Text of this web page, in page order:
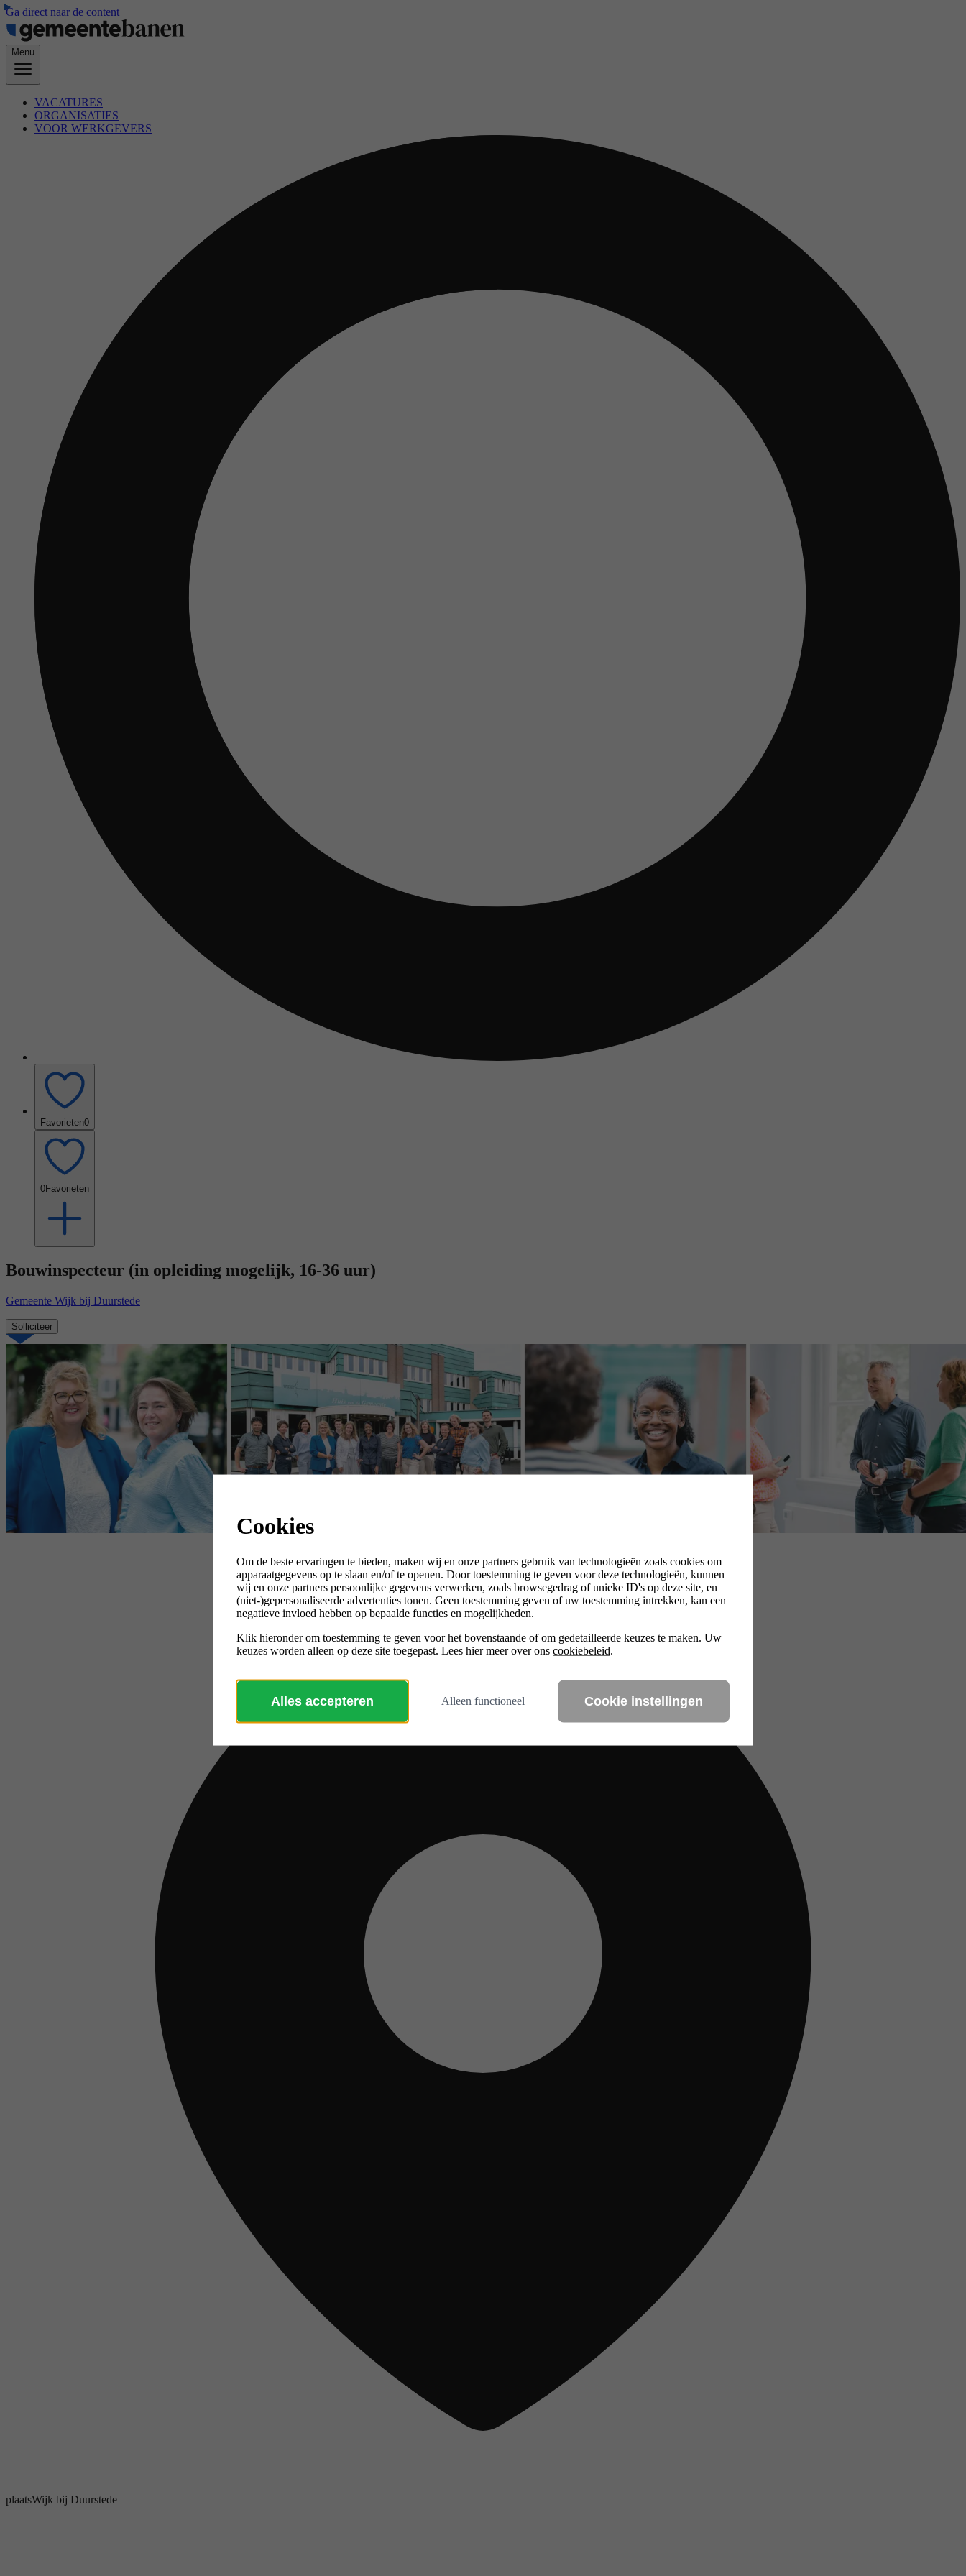
Ga direct naar de content
Menu
VACATURES
ORGANISATIES
VOOR WERKGEVERS
Favorieten0
0Favorieten
Bouwinspecteur (in opleiding mogelijk, 16-36 uur)
Gemeente Wijk bij Duurstede
Solliciteer
plaatsWijk bij Duurstede
Cookies
Om de beste ervaringen te bieden, maken wij en onze partners gebruik van technologieën zoals cookies om
apparaatgegevens op te slaan en/of te openen. Door toestemming te geven voor deze technologieën, kunnen
wij en onze partners persoonlijke gegevens verwerken, zoals browsegedrag of unieke ID's op deze site, en
(niet-)gepersonaliseerde advertenties tonen. Geen toestemming geven of uw toestemming intrekken, kan een
negatieve invloed hebben op bepaalde functies en mogelijkheden.
Klik hieronder om toestemming te geven voor het bovenstaande of om gedetailleerde keuzes te maken. Uw
keuzes worden alleen op deze site toegepast. Lees hier meer over ons cookiebeleid.
Alles accepteren Alleen functioneel Cookie instellingen